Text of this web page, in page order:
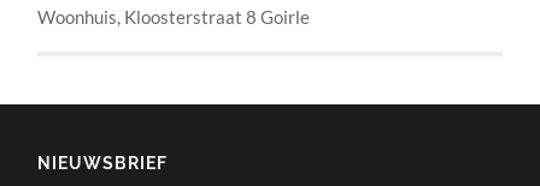
Woonhuis, Kloosterstraat 8 Goirle
NIEUWSBRIEF